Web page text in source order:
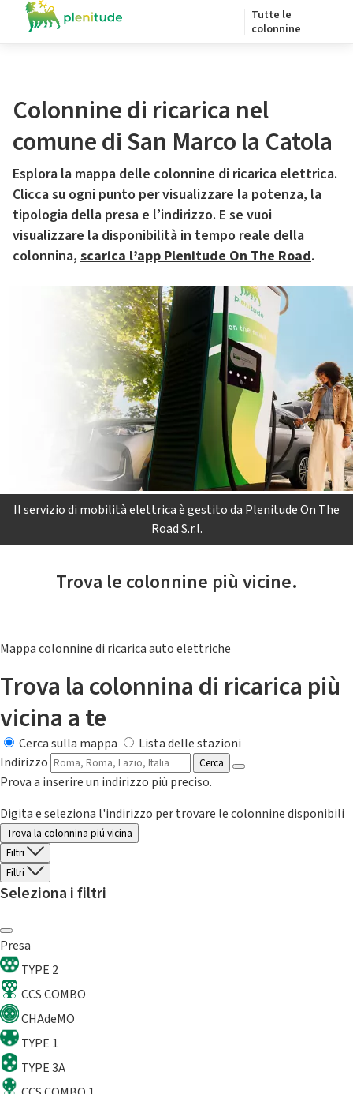
Tutte le
colonnine
Colonnine di ricarica nel
comune di San Marco la Catola
Esplora la mappa delle colonnine di ricarica elettrica.
Clicca su ogni punto per visualizzare la potenza, la
tipologia della presa e l’indirizzo. E se vuoi
visualizzare la disponibilità in tempo reale della
colonnina, scarica l’app Plenitude On The Road.
Il servizio di mobilità elettrica è gestito da Plenitude On The
Road S.r.l.
Trova le colonnine più vicine.
Mappa colonnine di ricarica auto elettriche
Trova la colonnina di ricarica più
vicina a te
Cerca sulla mappa
Lista delle stazioni
Indirizzo
Cerca
Prova a inserire un indirizzo più preciso.
Digita e seleziona l'indirizzo per trovare le colonnine disponibili
Trova la colonnina piú vicina
Filtri
Filtri
Seleziona i filtri
Presa
TYPE 2
CCS COMBO
CHAdeMO
TYPE 1
TYPE 3A